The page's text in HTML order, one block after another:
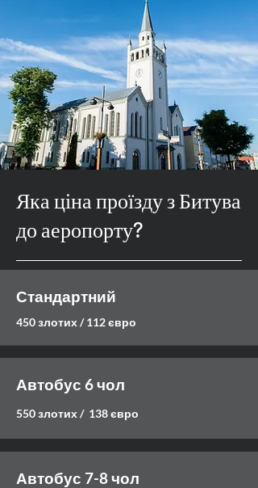
Яка ціна проїзду з Битува
до аеропорту?
Стандартний
450 злотих / 112 євро
Автобус 6 чол
550 злотих / 138 євро
Автобус 7-8 чол